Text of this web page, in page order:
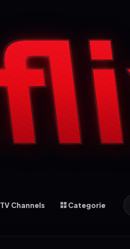
TV Channels Categorie